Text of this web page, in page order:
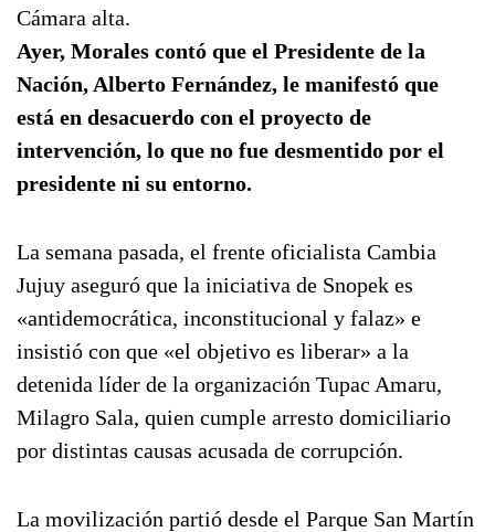
Cámara alta.
Ayer, Morales contó que el Presidente de la
Nación, Alberto Fernández, le manifestó que
está en desacuerdo con el proyecto de
intervención, lo que no fue desmentido por el
presidente ni su entorno.
La semana pasada, el frente oficialista Cambia
Jujuy aseguró que la iniciativa de Snopek es
«antidemocrática, inconstitucional y falaz» e
insistió con que «el objetivo es liberar» a la
detenida líder de la organización Tupac Amaru,
Milagro Sala, quien cumple arresto domiciliario
por distintas causas acusada de corrupción.
La movilización partió desde el Parque San Martín